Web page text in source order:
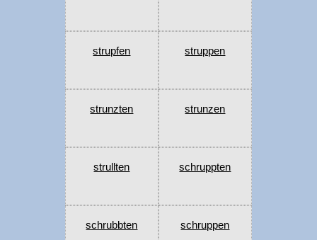
strupfen struppen
strunzten strunzen
strullten schruppten
schrubbten schruppen